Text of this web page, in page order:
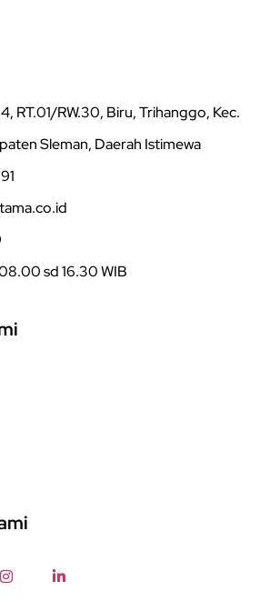
RT.01/RW.30, Biru, Trihanggo, Kec.
Sleman, Daerah Istimewa
sd 16.30 WIB